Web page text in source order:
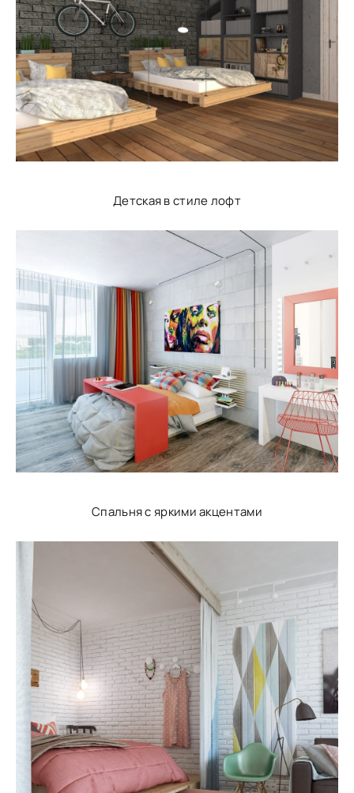
Детская в стиле лофт
Спальня с яркими акцентами